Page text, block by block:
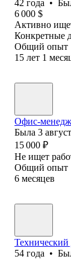
42 года •
6 000 $
Активно
Конкретные
Общий опыт
15 лет 1
Офис-
Была 3
15 000 ₽
Не ищет
Общий опыт
6 месяцев
Технический
54 года •